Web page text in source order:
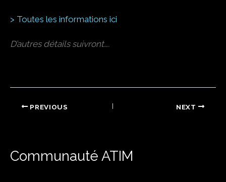
> Toutes les informations ici
D’autres détails suivront….
PREVIOUS NEXT
Communauté ATIM